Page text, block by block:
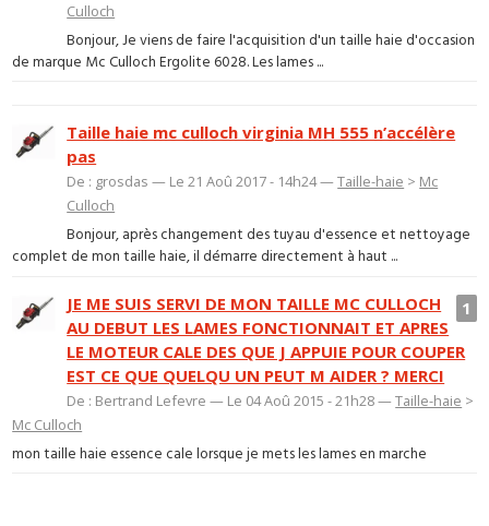
Culloch
Bonjour, Je viens de faire l'acquisition d'un taille haie d'occasion
de marque Mc Culloch Ergolite 6028. Les lames ...
Taille haie mc culloch virginia MH 555 n’accélère
pas
De : grosdas — Le 21 Aoû 2017 - 14h24 —Taille-haie > Mc
Culloch
Bonjour, après changement des tuyau d'essence et nettoyage
complet de mon taille haie, il démarre directement à haut ...
1
JE ME SUIS SERVI DE MON TAILLE MC CULLOCH
AU DEBUT LES LAMES FONCTIONNAIT ET APRES
LE MOTEUR CALE DES QUE J APPUIE POUR COUPER
EST CE QUE QUELQU UN PEUT M AIDER ? MERCI
De : Bertrand Lefevre — Le 04 Aoû 2015 - 21h28 —Taille-haie >
Mc Culloch
mon taille haie essence cale lorsque je mets les lames en marche